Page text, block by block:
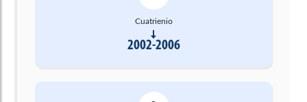
Cuatrienio
2002-2006